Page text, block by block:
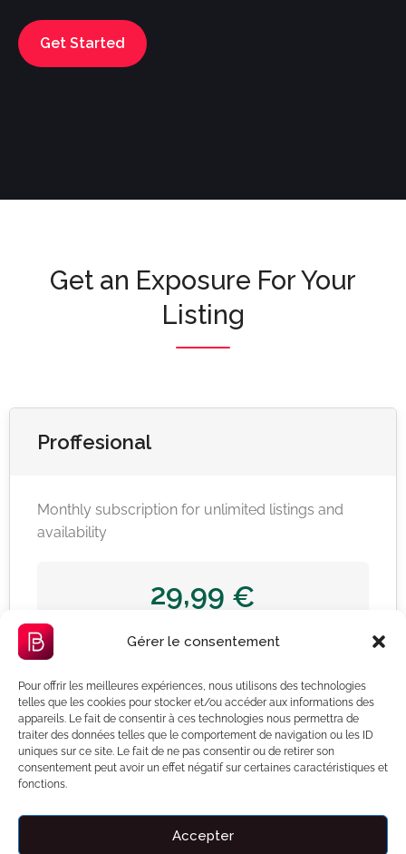
Gérer le consentement
Pour offrir les meilleures expériences, nous utilisons des technologies
telles que les cookies pour stocker et/ou accéder aux informations des
appareils. Le fait de consentir à ces technologies nous permettra de
traiter des données telles que le comportement de navigation ou les ID
uniques sur ce site. Le fait de ne pas consentir ou de retirer son
consentement peut avoir un effet négatif sur certaines caractéristiques et
fonctions.
Accepter
Get Started
Get an Exposure For Your
Listing
Proffesional
Monthly subscription for unlimited listings and
availability
29,99 €
Proffesional features:
Unlimited number of listings
Unlimited availability of listings
Edit packages in WP Admin → Products
Add Listing